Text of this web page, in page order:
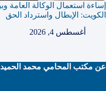
إساءة استعمال الوكالة العامة
الكويت: الإبطال واسترداد الحق
أغسطس 4, 2026
عن مكتب المحامي محمد